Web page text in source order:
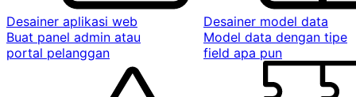
Desainer aplikasi web
Buat panel admin atau
portal pelanggan
Desainer model data
Model data dengan tipe
field apa pun